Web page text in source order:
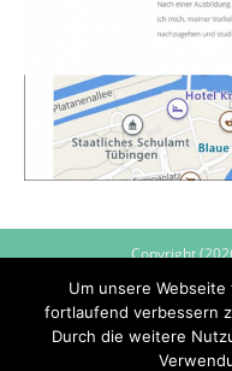
Copyright
Um unsere
fortlaufend verbessern
Durch die weitere